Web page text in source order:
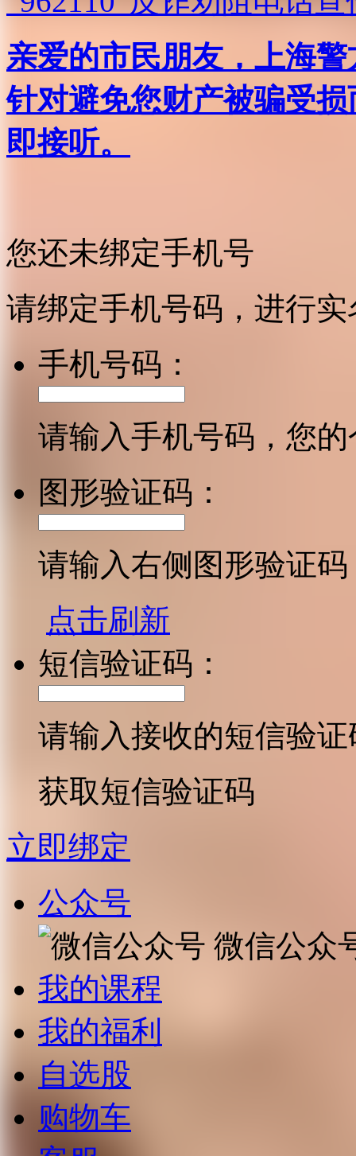
亲爱的市民朋友，上海
针对避免您财产被骗受
即接听。
您还未绑定手机号
请绑定手机号码，进行
手机号码：
请输入手机号码，您
图形验证码：
请输入右侧图形验证码
点击刷新
短信验证码：
请输入接收的短信验证
获取短信验证码
立即绑定
公众号
微信公众
我的课程
我的福利
自选股
购物车